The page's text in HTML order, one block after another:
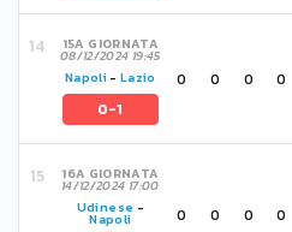
15A GIORNATA
08/12/2024 19:45
Napoli -Lazio
0-1
0 0 0 0
16A GIORNATA
14/12/2024 17:00
Udinese -
Napoli 0 0 0 0